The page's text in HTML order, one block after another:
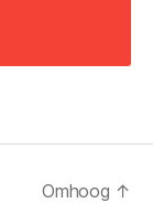
Omhoog ↑